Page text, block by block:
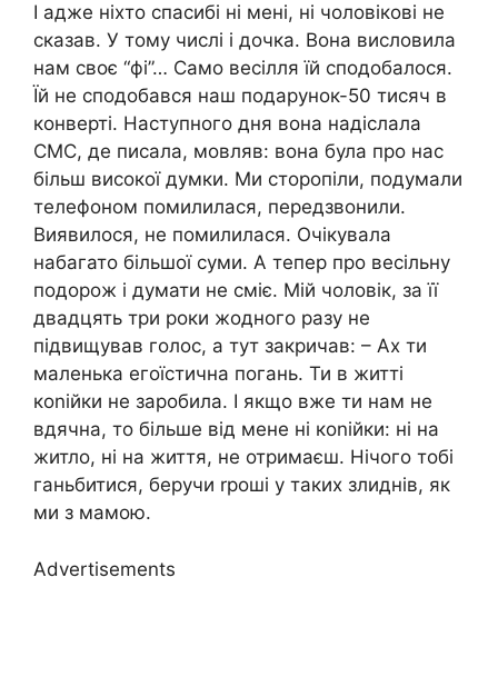
І адже ніхто спасибі ні мені, ні чоловікові не
сказав. У тому числі і дочка. Вона висловила
нам своє “фі”… Само весілля їй сподобалося.
Їй не сподобався наш подарунок-50 тисяч в
конверті. Наступного дня вона надіслала
СМС, де писала, мовляв: вона була про нас
більш високої думки. Ми сторопіли, подумали
телефоном помилилася, передзвонили.
Виявилося, не помилилася. Очікувала
набагато більшої суми. А тепер про весільну
подорож і думати не сміє. Мій чоловік, за її
двадцять три роки жодного разу не
підвищував голос, а тут закричав: – Ах ти
маленька егоїстична погань. Ти в житті
коnійки не заробила. І якщо вже ти нам не
вдячна, то більше від мене ні коnійки: ні на
житло, ні на життя, не отримаєш. Нічого тобі
ганьбитися, беручи rроші у таких злиднів, як
ми з мамою.
Advertisements